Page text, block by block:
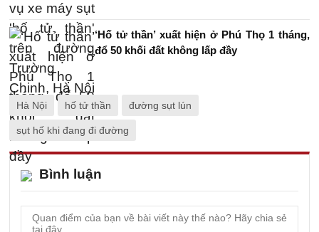
‘Hố tử thần’ xuất hiện ở Phú Thọ 1 tháng,
đổ 50 khối đất không lấp đầy
Hà Nội hố tử thần đường sụt lún
sụt hố khi đang đi đường
Bình luận